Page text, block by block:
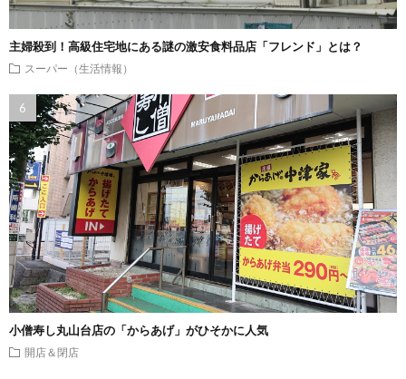
主婦殺到！高級住宅地にある謎の激安食料品店「フレンド」とは？
スーパー（生活情報）
小僧寿し丸山台店の「からあげ」がひそかに人気
開店＆閉店